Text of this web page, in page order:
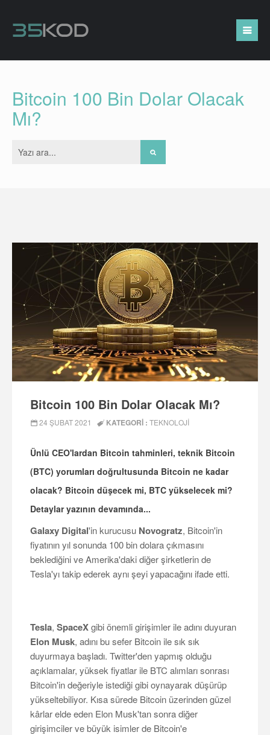
Bitcoin 100 Bin Dolar Olacak
Mı?
Bitcoin 100 Bin Dolar Olacak Mı?
24 ŞUBAT 2021 KATEGORI : TEKNOLOJI
Ünlü CEO'lardan Bitcoin tahminleri, teknik Bitcoin
(BTC) yorumları doğrultusunda Bitcoin ne kadar
olacak? Bitcoin düşecek mi, BTC yükselecek mi?
Detaylar yazının devamında...
Galaxy Digital'in kurucusu Novogratz, Bitcoin'in
fiyatının yıl sonunda 100 bin dolara çıkmasını
beklediğini ve Amerika'daki diğer şirketlerin de
Tesla'yı takip ederek aynı şeyi yapacağını ifade etti.
Tesla, SpaceXgibi önemli girişimler ile adını duyuran
Elon Musk, adını bu sefer Bitcoin ile sık sık
duyurmaya başladı. Twitter'den yapmış olduğu
açıklamalar, yüksek fiyatlar ile BTC alımları sonrası
Bitcoin'in değeriyle istediği gibi oynayarak düşürüp
yükseltebiliyor. Kısa sürede Bitcoin üzerinden güzel
kârlar elde eden Elon Musk'tan sonra diğer
girişimciler ve büyük isimler de Bitcoin'e